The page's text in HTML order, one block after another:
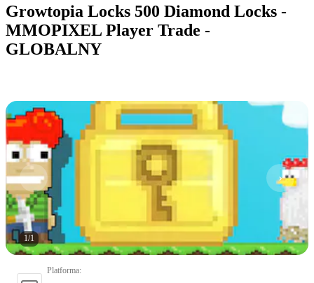
Growtopia Locks 500 Diamond Locks -
MMOPIXEL Player Trade -
GLOBALNY
1/1
Platforma: